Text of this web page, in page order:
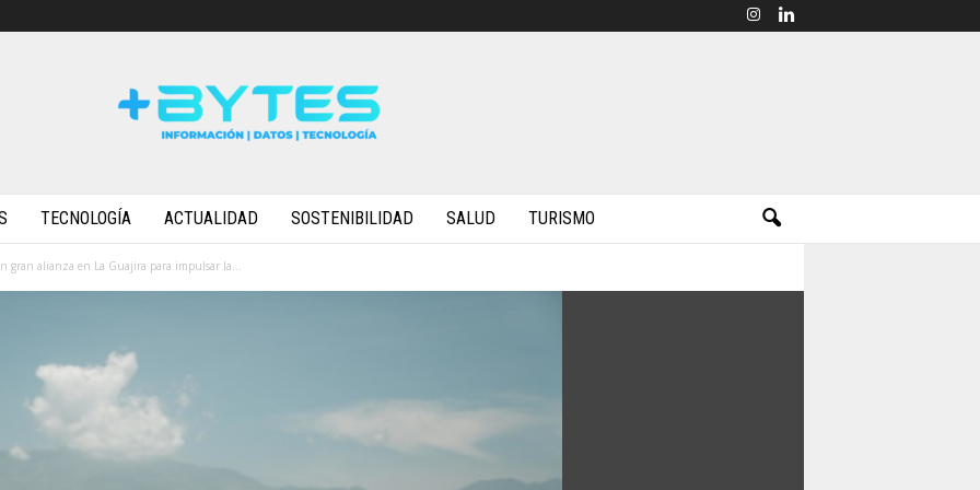
TECNOLOGÍA ACTUALIDAD SOSTENIBILIDAD SALUD TURISMO
gran alianza en La Guajira para impulsar la...